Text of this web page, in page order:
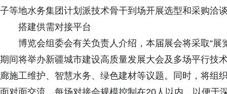
子等地水务集团计划派技术骨干到场开展选型和采购洽
搭建供需对接平台
博览会组委会有关负责人介绍，本届展会将采取“展
期间将举办新疆城市建设高质量发展大会及多场平行技
廊施工维护、智慧水务、绿色建材等议题。同时，将组
面对面交流，每场对接会规模控制在20人以内，以便于